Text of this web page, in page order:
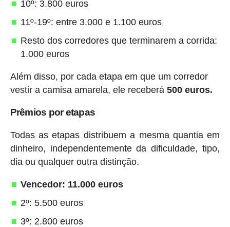
10º: 3.800 euros
11º-19º: entre 3.000 e 1.100 euros
Resto dos corredores que terminarem a corrida:
1.000 euros
Além disso, por cada etapa em que um corredor
vestir a camisa amarela, ele receberá 500 euros.
Prêmios por etapas
Todas as etapas distribuem a mesma quantia em
dinheiro, independentemente da dificuldade, tipo,
dia ou qualquer outra distinção.
Vencedor: 11.000 euros
2º: 5.500 euros
3º: 2.800 euros